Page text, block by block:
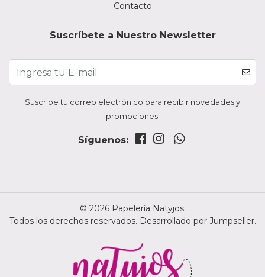
Contacto
Suscríbete a Nuestro Newsletter
Suscribe tu correo electrónico para recibir novedades y
promociones.
Síguenos:
© 2026 Papelería Natyjos.
Todos los derechos reservados. Desarrollado por Jumpseller.